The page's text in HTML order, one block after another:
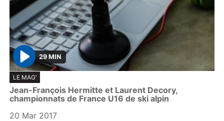
P
l
a
y
29 MIN
LE MAG'
Jean-François Hermitte et Laurent Decory,
championnats de France U16 de ski alpin
20 Mar 2017